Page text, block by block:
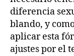
diferencia
blando, y
aplicar esta
ajustes por el